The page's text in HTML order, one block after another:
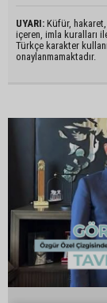
UYARI: Küfür,
içeren, imla kuralları
Türkçe karakter
onaylanmamaktadır.